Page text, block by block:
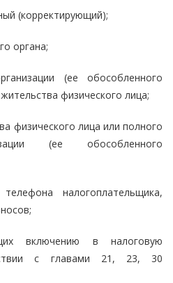
(корректирующий);
органа;
(ее обособленного
физического лица;
физического лица или полного
(ее обособленного
налогоплательщика,
включению в налоговую
с главами 21, 23, 30